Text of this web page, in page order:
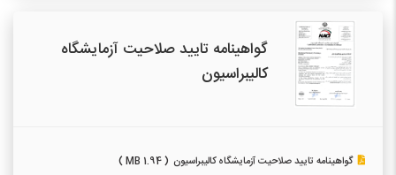
گواهینامه تایید صلاحیت آزمایشگاه
کالیبراسیون
گواهینامه تایید صلاحیت آزمایشگاه کالیبراسیون ( 1.94 MB )